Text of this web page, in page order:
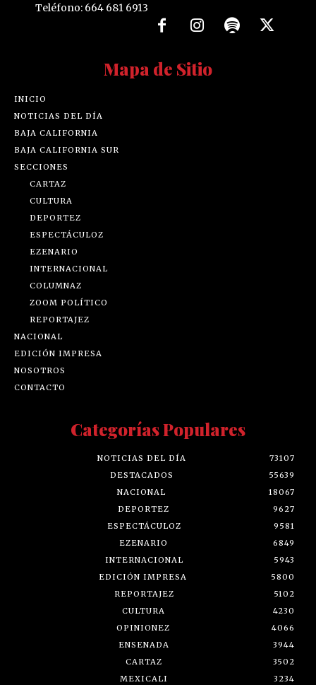
Teléfono: 664 681 6913
Mapa de Sitio
INICIO
NOTICIAS DEL DÍA
BAJA CALIFORNIA
BAJA CALIFORNIA SUR
SECCIONES
CARTAZ
CULTURA
DEPORTEZ
ESPECTÁCULOZ
EZENARIO
INTERNACIONAL
COLUMNAZ
ZOOM POLÍTICO
REPORTAJEZ
NACIONAL
EDICIÓN IMPRESA
NOSOTROS
CONTACTO
Categorías Populares
NOTICIAS DEL DÍA
73107
DESTACADOS
55639
NACIONAL
18067
DEPORTEZ
9627
ESPECTÁCULOZ
9581
EZENARIO
6849
INTERNACIONAL
5943
EDICIÓN IMPRESA
5800
REPORTAJEZ
5102
CULTURA
4230
OPINIONEZ
4066
ENSENADA
3944
CARTAZ
3502
MEXICALI
3234